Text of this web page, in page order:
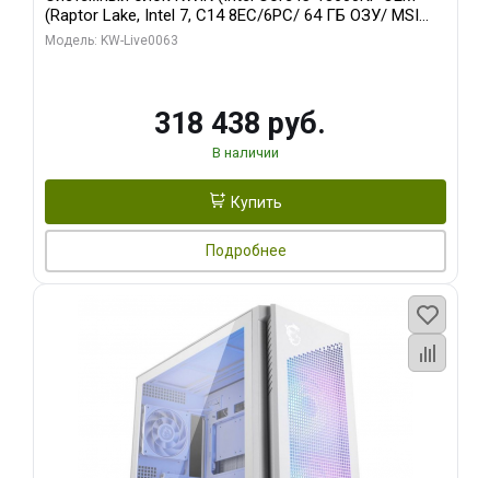
(Raptor Lake, Intel 7, C14 8EC/6PC/ 64 ГБ ОЗУ/ MSI
RTX5080 VENTUS 3X OC 16GB GDDR7 256bit 3xDP
Модель: KW-Live0063
318 438 руб.
В наличии
Купить
Подробнее